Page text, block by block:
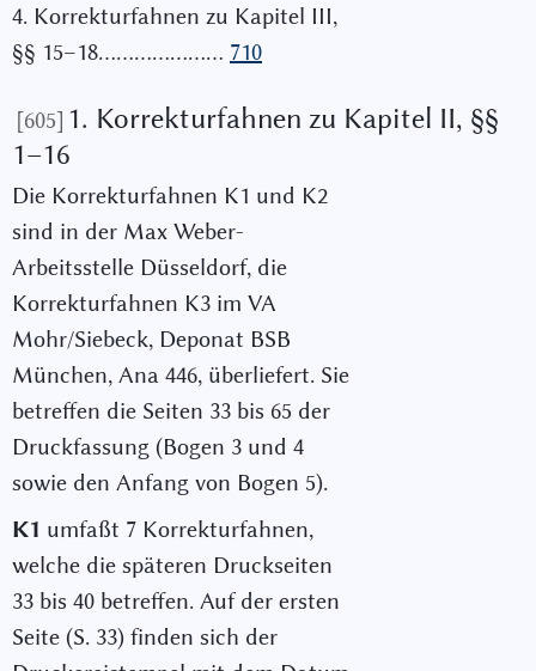
4. Korrekturfahnen zu Kapitel III,
§§ 15–18………………… 710
[605] 1. Korrekturfahnen zu Kapitel II, §§
1–16
Die Korrekturfahnen K1 und K2
sind in der Max Weber-
Arbeitsstelle Düsseldorf, die
Korrekturfahnen K3 im VA
Mohr/Siebeck, Deponat BSB
München, Ana 446, überliefert. Sie
betreffen die Seiten 33 bis 65 der
Druckfassung (Bogen 3 und 4
sowie den Anfang von Bogen 5).
K1 umfaßt 7 Korrekturfahnen,
welche die späteren Druckseiten
33 bis 40 betreffen. Auf der ersten
Seite (S. 33) finden sich der